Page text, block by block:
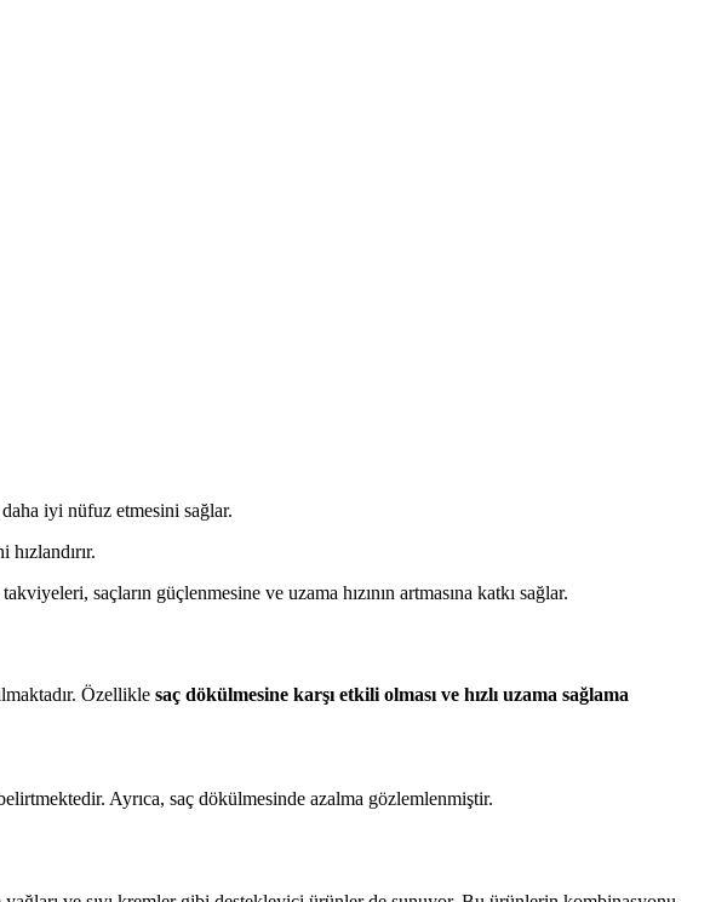
iyi nüfuz etmesini sağlar.
saçların güçlenmesine ve uzama hızının artmasına katkı sağlar.
Özellikle saç dökülmesine karşı etkili olması ve hızlı uzama sağlama
Ayrıca, saç dökülmesinde azalma gözlemlenmiştir.